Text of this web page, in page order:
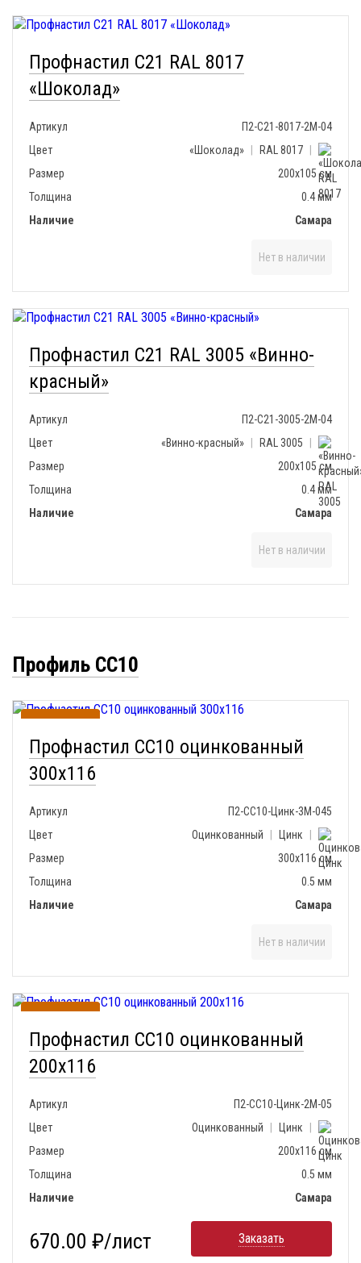
Профнастил С21 RAL 8017
«Шоколад»
Артикул
П2-С21-8017-2М-04
Цвет
«Шоколад» RAL 8017
Размер
200х105 см
Толщина
0.4 мм
Наличие
Самара
Нет в наличии
Профнастил С21 RAL 3005 «Винно-
красный»
Артикул
П2-С21-3005-2М-04
Цвет
«Винно-красный» RAL 3005
Размер
200х105 см
Толщина
0.4 мм
Наличие
Самара
Нет в наличии
Профиль СС10
В наличии
Профнастил СС10 оцинкованный
300х116
Артикул
П2-СС10-Цинк-3М-045
Цвет
Оцинкованный Цинк
Размер
300х116 см
Толщина
0.5 мм
Наличие
Самара
Нет в наличии
В наличии
Профнастил СС10 оцинкованный
200х116
Артикул
П2-СС10-Цинк-2М-05
Цвет
Оцинкованный Цинк
Размер
200х116 см
Толщина
0.5 мм
Наличие
Самара
670.00 ₽/лист Заказать